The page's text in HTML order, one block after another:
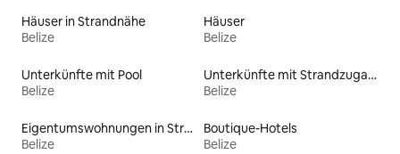
Häuser in Strandnähe
Belize
Häuser
Belize
Unterkünfte mit Pool
Belize
Unterkünfte mit Strandzugang
Belize
Eigentumswohnungen in Strandnähe
Belize
Boutique-Hotels
Belize